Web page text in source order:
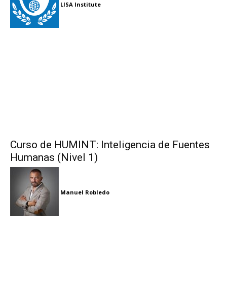
LISA Institute
Curso de HUMINT: Inteligencia de Fuentes
Humanas (Nivel 1)
Manuel Robledo